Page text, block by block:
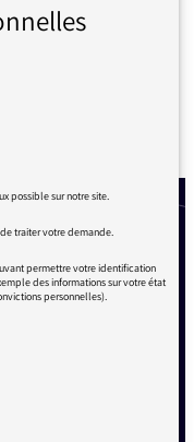
possible sur notre site.
traiter votre demande.
permettre votre identification
des informations sur votre état
personnelles).